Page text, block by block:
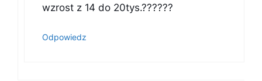
wzrost z 14 do 20tys.??????
Odpowiedz